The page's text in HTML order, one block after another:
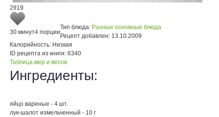
2919
30 минут4 порции
Тип блюда: Разные основные блюда
Рецепт добавлен: 13.10.2009
Калорийность: Низкая
ID рецепта из книги: 6340
Таблица мер и весов
Ингредиенты:
яйцо вареные - 4 шт.
лук-шалот измельченный - 10 г